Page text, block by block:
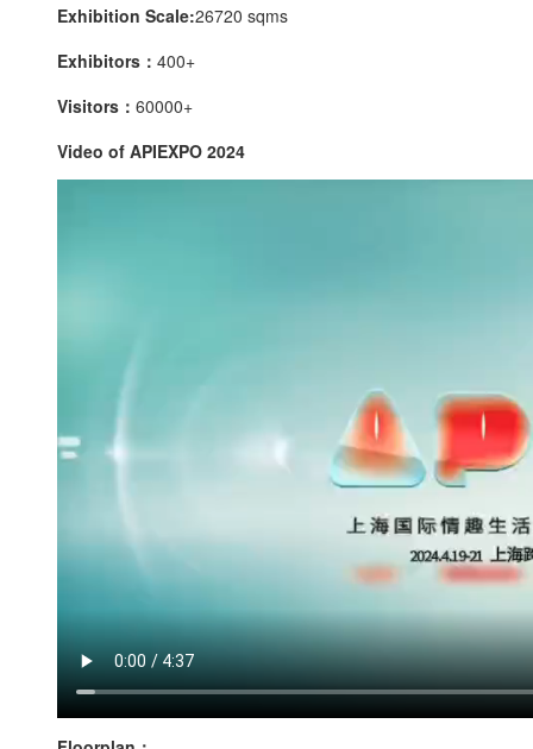
Exhibition Scale:26720 sqms
Exhibitors： 400+
Visitors： 60000+
Video of APIEXPO 2024